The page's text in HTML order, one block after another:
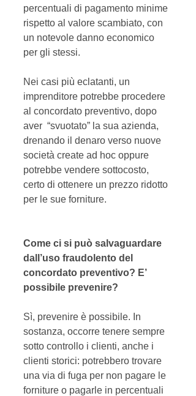
percentuali di pagamento minime
rispetto al valore scambiato, con
un notevole danno economico
per gli stessi.
Nei casi più eclatanti, un
imprenditore potrebbe procedere
al concordato preventivo, dopo
aver  “svuotato” la sua azienda,
drenando il denaro verso nuove
società create ad hoc oppure
potrebbe vendere sottocosto,
certo di ottenere un prezzo ridotto
per le sue forniture.
Come ci si può salvaguardare
dall’uso fraudolento del
concordato preventivo? E’
possibile prevenire?
Sì, prevenire è possibile. In
sostanza, occorre tenere sempre
sotto controllo i clienti, anche i
clienti storici: potrebbero trovare
una via di fuga per non pagare le
forniture o pagarle in percentuali